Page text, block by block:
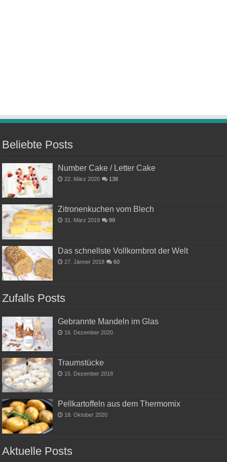
Beliebte Posts
Number Cake / Letter Cake
22. März 2020 138
Zitronenkuchen vom Blech
31. März 2019 99
Das schnellste Vollkornbrot der Welt
27. Jänner 2018 60
Zufalls Posts
Gebrannte Mandeln im Glas
16. Dezember 2020
Traumstücke
15. Dezember 2018
Pellkartoffeln aus dem Thermomix
18. Oktober 2020
Aktuelle Posts